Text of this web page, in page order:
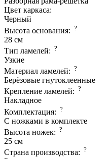
Цвет каркаса:
Черный
Высота основания: ?
28 см
Тип ламелей: ?
Узкие
Материал ламелей: ?
Берёзовые гнутоклеенные
Крепление ламелей: ?
Накладное
Комплектация: ?
С ножками в комплекте
Высота ножек: ?
25 см
Страна производcтва: ?